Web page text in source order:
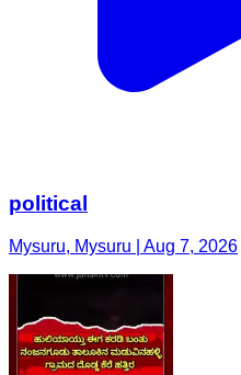
political
Mysuru, Mysuru | Aug 7, 2026